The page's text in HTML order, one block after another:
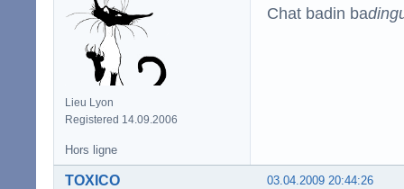
Lieu Lyon
Registered 14.09.2006
Chat badin ba
Hors ligne
03.04.2009 20:44:26
TOXICO